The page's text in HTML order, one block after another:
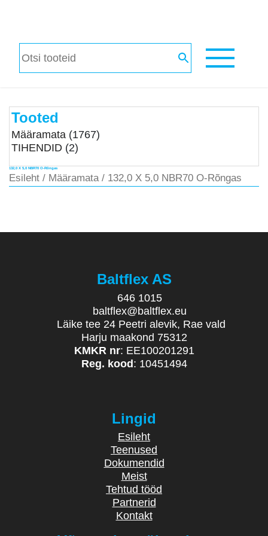
Tooted
Määramata (1767)
TIHENDID (2)
132,0 X 5,0 NBR70 O-Rõngas
Esileht / Määramata / 132,0 X 5,0 NBR70 O-Rõngas
Baltflex AS
646 1015
baltflex@baltflex.eu
Läike tee 24 Peetri alevik, Rae vald
Harju maakond 75312
KMKR nr: EE100201291
Reg. kood: 10451494
Lingid
Esileht
Teenused
Dokumendid
Meist
Tehtud tööd
Partnerid
Kontakt